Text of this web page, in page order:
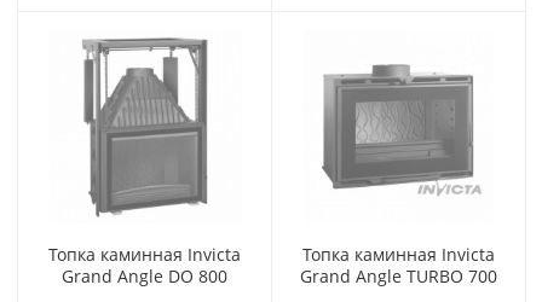
Топка каминная Invicta
Grand Angle DO 800
Топка каминная Invicta
Grand Angle TURBO 700